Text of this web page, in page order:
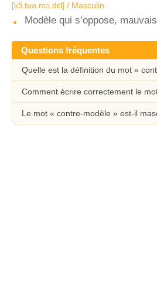
[kɔ̃.tʁə.mɔ.dɛl] / Masculin
Modèle qui s’oppose,
Questions fréquentes
Quelle est la définition du mot «
Comment écrire correctement le
Le mot « contre-modèle » est-il